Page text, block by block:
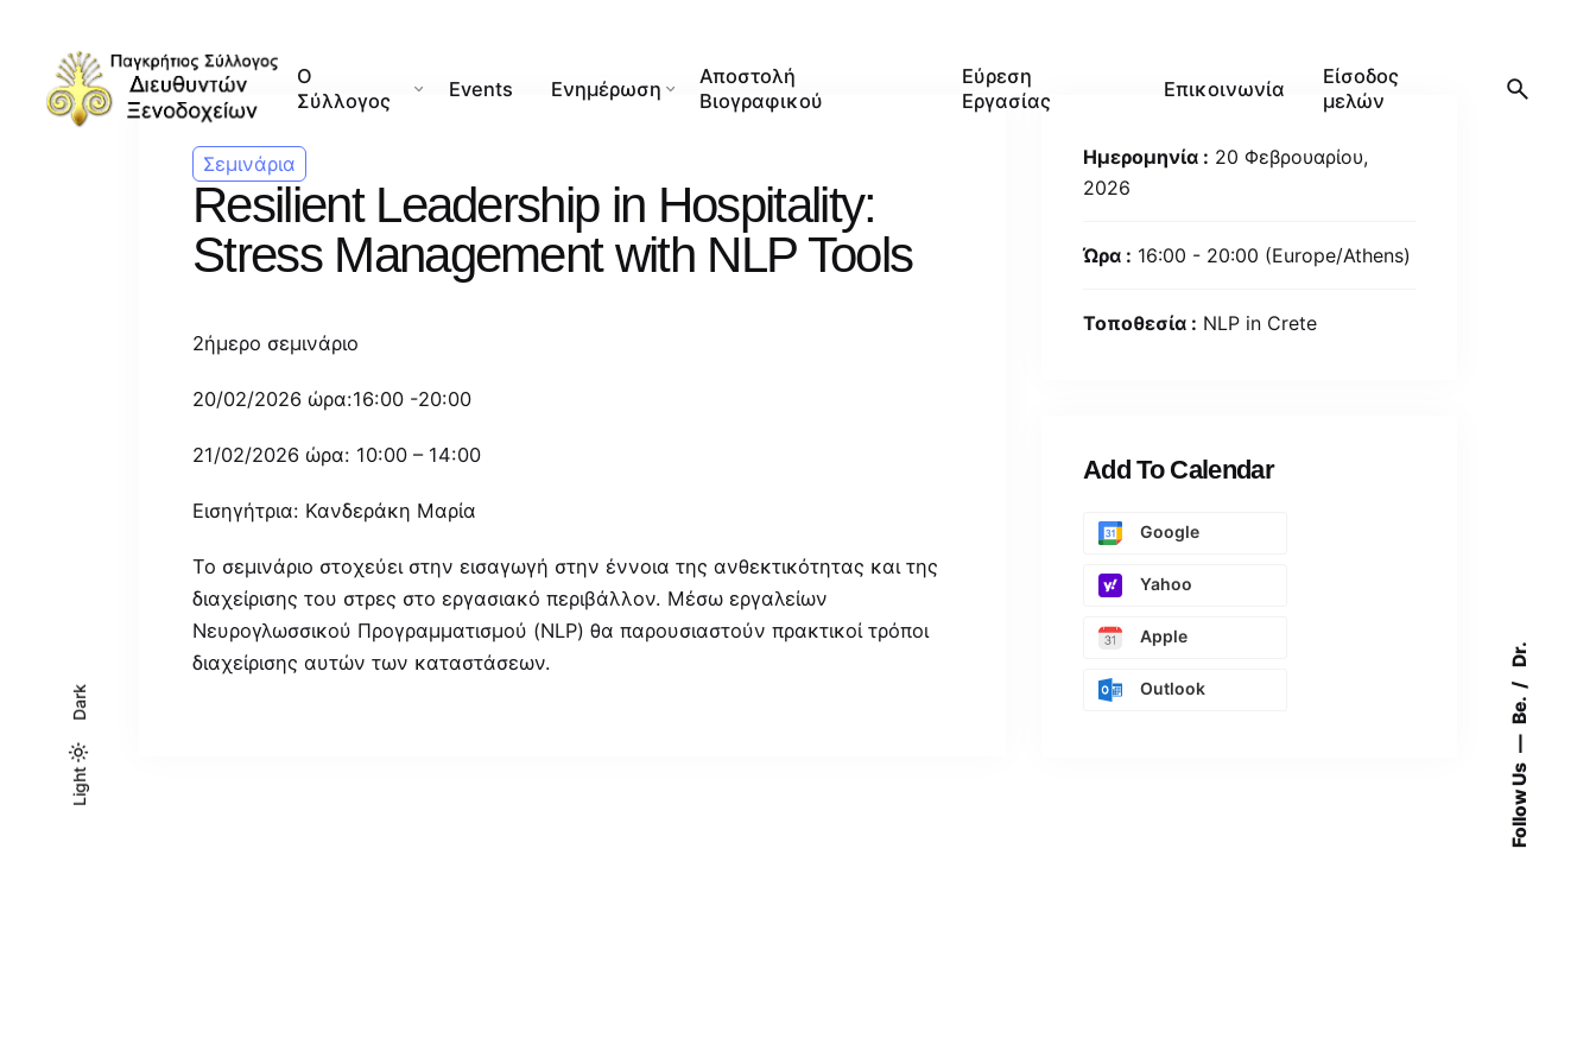
Light
Dark
Light
Dark Follow Us
Be.
Dr.
content
Ο
Σύλλογος
Events Ενημέρωση
Αποστολή
Βιογραφικού
Εύρεση
Εργασίας
Επικοινωνία
Είσοδος
μελών
Σεμινάρια
Resilient Leadership in Hospitality:
Stress Management with NLP Tools
2ήμερο σεμινάριο
20/02/2026 ώρα:16:00 -20:00
21/02/2026 ώρα: 10:00 – 14:00
Εισηγήτρια: Κανδεράκη Μαρία
Το σεμινάριο στοχεύει στην εισαγωγή στην έννοια της ανθεκτικότητας και της
διαχείρισης του στρες στο εργασιακό περιβάλλον. Μέσω εργαλείων
Νευρογλωσσικού Προγραμματισμού (NLP) θα παρουσιαστούν πρακτικοί τρόποι
διαχείρισης αυτών των καταστάσεων.
Ημερομηνία : 20 Φεβρουαρίου,
2026
Ώρα : 16:00 - 20:00 (Europe/Athens)
Τοποθεσία : NLP in Crete
Add To Calendar
Google
Yahoo
Apple
Outlook